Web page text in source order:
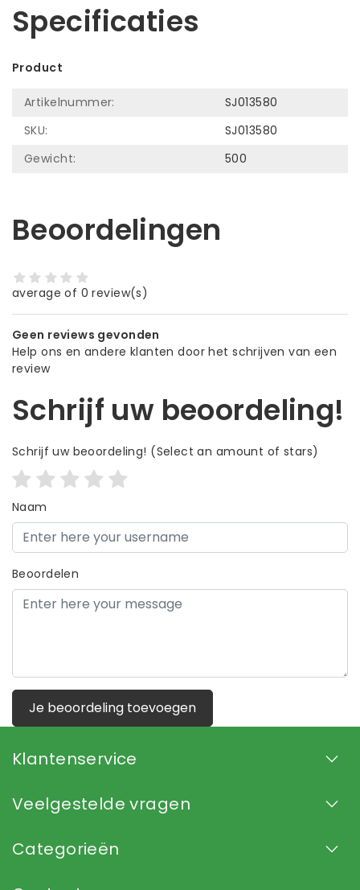
Specificaties
Product
Artikelnummer:
SJ013580
SKU:
SJ013580
Gewicht:
500
Beoordelingen
average of 0 review(s)
Geen reviews gevonden
Help ons en andere klanten door het schrijven van een
review
Schrijf uw beoordeling!
Schrijf uw beoordeling! (Select an amount of stars)
Naam
Beoordelen
Je beoordeling toevoegen
Klantenservice
Veelgestelde vragen
Categorieën